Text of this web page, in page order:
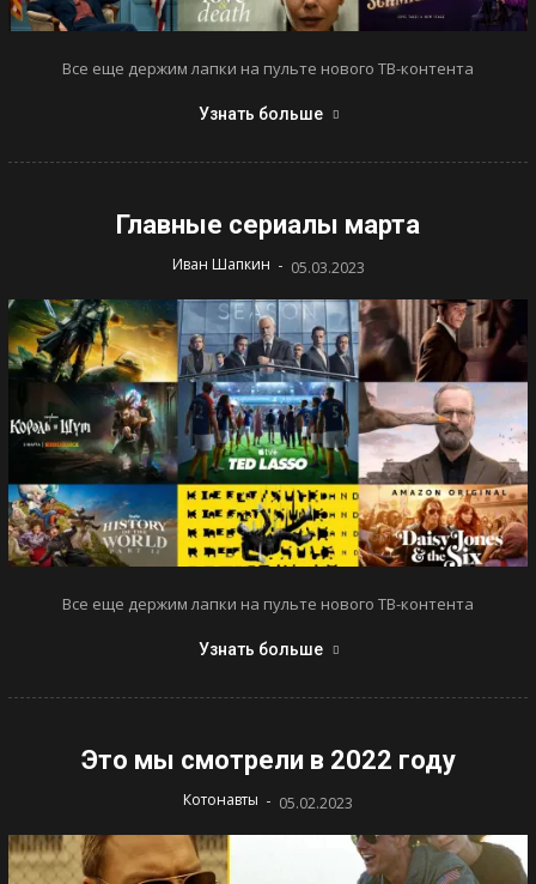
Все еще держим лапки на пульте нового ТВ-контента
Узнать больше
Главные сериалы марта
Иван Шапкин - 05.03.2023
Все еще держим лапки на пульте нового ТВ-контента
Узнать больше
Это мы смотрели в 2022 году
Котонавты - 05.02.2023